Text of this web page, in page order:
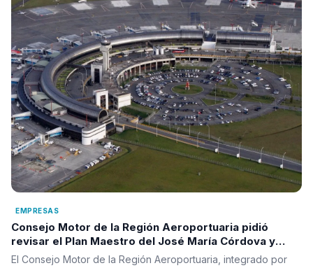
EMPRESAS
Consejo Motor de la Región Aeroportuaria pidió
revisar el Plan Maestro del José María Córdova y
reclamó una visión integral para la infraestructura
El Consejo Motor de la Región Aeroportuaria, integrado por